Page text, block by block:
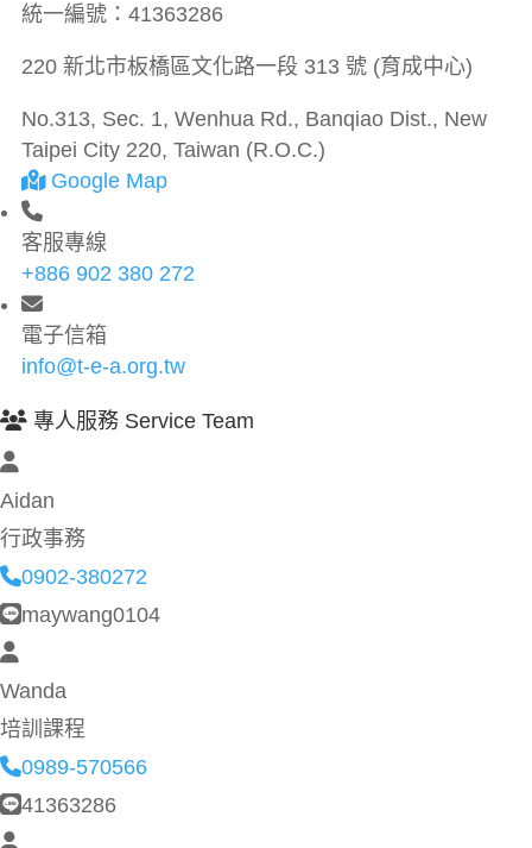
統一編號： 41363286
220 新北市板橋區文化路一段 313 號 (育成中心)
No.313, Sec. 1, Wenhua Rd., Banqiao Dist., New
Taipei City 220, Taiwan (R.O.C.)
Google Map
客服專線
+886 902 380 272
電子信箱
info@t-e-a.org.tw
專人服務 Service Team
Aidan
行政事務
0902-380272
maywang0104
Wanda
培訓課程
0989-570566
41363286